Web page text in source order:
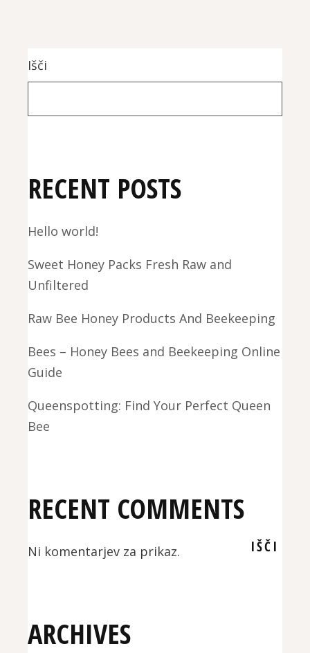
Išči
IŠČI
RECENT POSTS
Hello world!
Sweet Honey Packs Fresh Raw and
Unfiltered
Raw Bee Honey Products And Beekeeping
Bees – Honey Bees and Beekeeping Online
Guide
Queenspotting: Find Your Perfect Queen
Bee
RECENT COMMENTS
Ni komentarjev za prikaz.
ARCHIVES